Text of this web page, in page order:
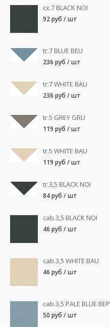
cx.7 BLACK NOI
92 руб / шт
tr.7 BLUE BEU
236 руб / шт
tr.7 WHITE BAU
236 руб / шт
tr.5 GREY GRU
119 руб / шт
tr.5 WHITE BAU
119 руб / шт
tr.3,5 BLACK NOI
84 руб / шт
cab.3,5 BLACK NOI
46 руб / шт
cab.3,5 WHITE BAU
46 руб / шт
cab.3,5 PALE BLUE BEP
50 руб / шт